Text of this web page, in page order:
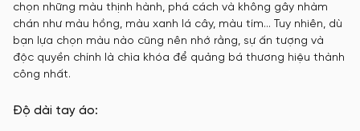
chọn những màu thịnh hành, phá cách và không gây nhàm
chán như màu hồng, màu xanh lá cây, màu tím… Tuy nhiên, dù
bạn lựa chọn màu nào cũng nên nhớ rằng, sự ấn tượng và
độc quyền chính là chìa khóa để quảng bá thương hiệu thành
công nhất.
Độ dài tay áo: